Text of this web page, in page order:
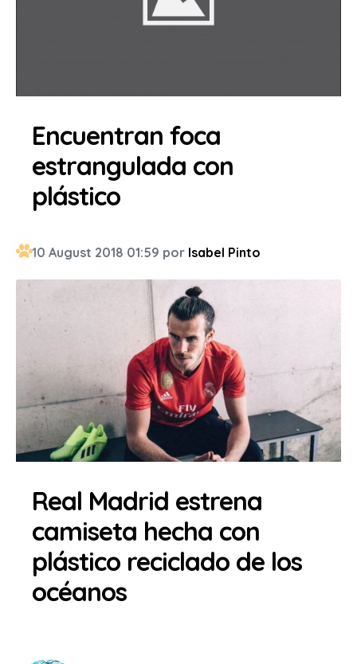
Encuentran foca
estrangulada con
plástico
10 August 2018 01:59 por Isabel Pinto
Real Madrid estrena
camiseta hecha con
plástico reciclado de los
océanos